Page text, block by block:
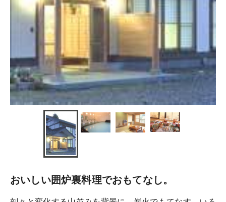
おいしい囲炉裏料理でおもてなし。